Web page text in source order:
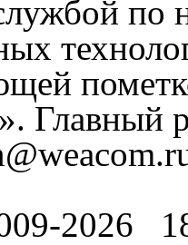
по
Главный
2026